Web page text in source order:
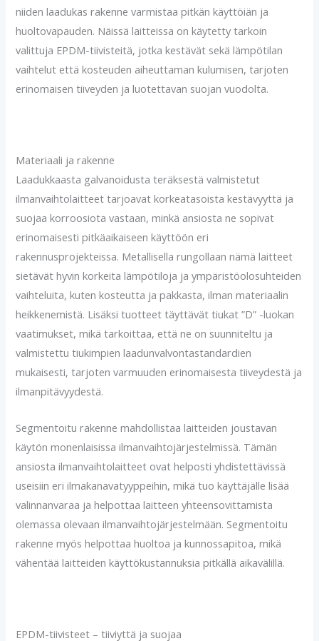
niiden laadukas rakenne varmistaa pitkän käyttöiän ja
huoltovapauden. Näissä laitteissa on käytetty tarkoin
valittuja EPDM-tiivisteitä, jotka kestävät sekä lämpötilan
vaihtelut että kosteuden aiheuttaman kulumisen, tarjoten
erinomaisen tiiveyden ja luotettavan suojan vuodolta.
Materiaali ja rakenne
Laadukkaasta galvanoidusta teräksestä valmistetut
ilmanvaihtolaitteet tarjoavat korkeatasoista kestävyyttä ja
suojaa korroosiota vastaan, minkä ansiosta ne sopivat
erinomaisesti pitkäaikaiseen käyttöön eri
rakennusprojekteissa. Metallisella rungollaan nämä laitteet
sietävät hyvin korkeita lämpötiloja ja ympäristöolosuhteiden
vaihteluita, kuten kosteutta ja pakkasta, ilman materiaalin
heikkenemistä. Lisäksi tuotteet täyttävät tiukat ”D” -luokan
vaatimukset, mikä tarkoittaa, että ne on suunniteltu ja
valmistettu tiukimpien laadunvalvontastandardien
mukaisesti, tarjoten varmuuden erinomaisesta tiiveydestä ja
ilmanpitävyydestä.
Segmentoitu rakenne mahdollistaa laitteiden joustavan
käytön monenlaisissa ilmanvaihtojärjestelmissä. Tämän
ansiosta ilmanvaihtolaitteet ovat helposti yhdistettävissä
useisiin eri ilmakanavatyyppeihin, mikä tuo käyttäjälle lisää
valinnanvaraa ja helpottaa laitteen yhteensovittamista
olemassa olevaan ilmanvaihtojärjestelmään. Segmentoitu
rakenne myös helpottaa huoltoa ja kunnossapitoa, mikä
vähentää laitteiden käyttökustannuksia pitkällä aikavälillä.
EPDM-tiivisteet – tiiviyttä ja suojaa